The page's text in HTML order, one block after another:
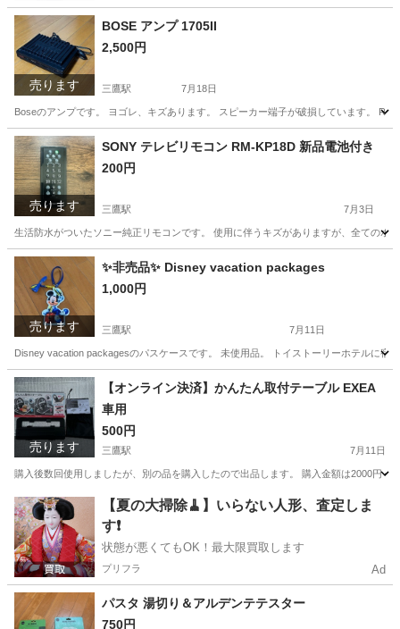
売ります
BOSE アンプ 1705II
2,500円
三鷹駅 7月18日
Boseのアンプです。 ヨゴレ、キズあります。 スピーカー端子が破損しています。 R
東京 三鷹市 オーディオ
売ります
SONY テレビリモコン RM-KP18D 新品電池付き
200円
三鷹駅 7月3日
生活防水がついたソニー純正リモコンです。 使用に伴うキズがありますが、全ての
東京 三鷹市 三鷹駅
売ります
✨非売品✨ Disney vacation packages
1,000円
三鷹駅 7月11日
Disney vacation packagesのパスケースです。 未使用品。 トイストーリーホテルに
東京 三鷹市 三鷹駅 おもちゃ ケース
売ります
【オンライン決済】かんたん取付テーブル EXEA
車用
500円
三鷹駅 7月11日
購入後数回使用しましたが、別の品を購入したので出品します。 購入金額は2000円く
東京 三鷹市 三鷹駅 その他
【夏の大掃除🧹】いらない人形、査定しま
す❗️
状態が悪くてもOK！最大限買取します
プリフラ Ad
パスタ 湯切り＆アルデンテテスター
750円